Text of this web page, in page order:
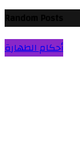
أحكام الطهارة